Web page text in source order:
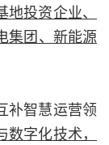
投资企业、
集团、新能源
补智慧运营领
字化技术，